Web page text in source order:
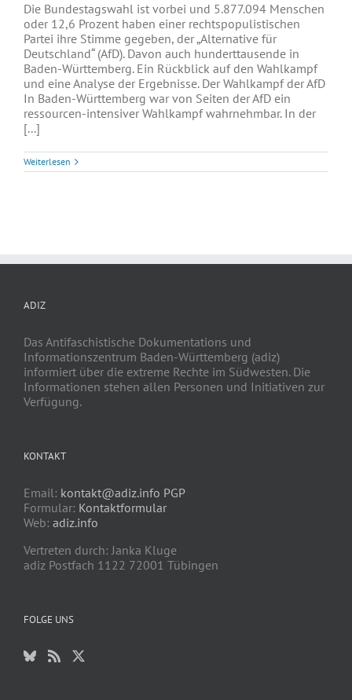
Die Bundestagswahl ist vorbei und 5.877.094 Menschen
oder 12,6 Prozent haben einer rechtspopulistischen
Partei ihre Stimme gegeben, der „Alternative für
Deutschland“ (AfD). Davon auch hunderttausende in
Baden-Württemberg. Ein Rückblick auf den Wahlkampf
und eine Analyse der Ergebnisse. Der Wahlkampf der AfD
In Baden-Württemberg war von Seiten der AfD ein
ressourcen-intensiver Wahlkampf wahrnehmbar. In der
[...]
Weiterlesen
ADIZ
Das Antifaschistische Dokumentations und
Informationszentrum Baden-Württemberg (adiz)
informiert über die extreme Rechte im Südwesten. Die
Informationen stehen allen Personen und Initiativen zur
Verfügung.
KONTAKT
Email: kontakt@adiz.info PGP
Formular: Kontaktformular
Web: adiz.info
Vertreten durch: Janka Kluge
adiz Postfach 1122 72001 Tübingen
FOLGE UNS